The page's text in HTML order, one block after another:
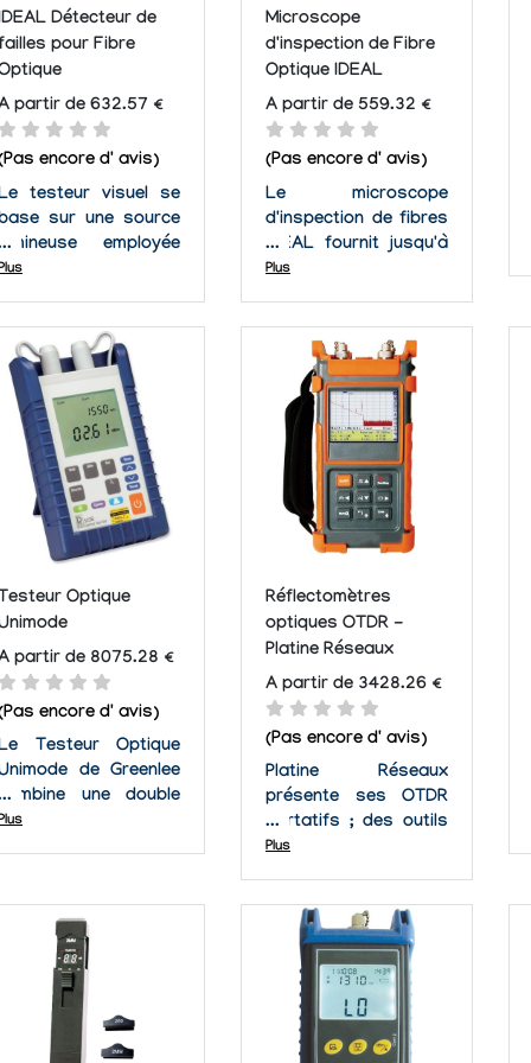
Détecteur de
pour Fibre
partir de 632.57 €
encore d' avis)
testeur visuel se
sur une source
employée
localiser des
des
de
de fibre
Il est parfait
vérifier la
pour
et...
Microscope
d'inspection de Fibre
Optique IDEAL
A partir de 559.32 €
(Pas encore d' avis)
Le microscope
d'inspection de fibres
IDEAL fournit jusqu'à
100.000 heures
magnifie jusqu'à 200X
avec l'ajout de
l'oculaire facultatif de
conversion. Il vous
permet d'obtenir de
bonnes vues des plus
petits...
Plus
Optique
partir de 8075.28 €
encore d' avis)
Testeur Optique
de Greenlee
une double
de laser
test de perte par
et celui de
de lien en un
pratique.
Réflectomètres
optiques OTDR -
Platine Réseaux
A partir de 3428.26 €
(Pas encore d' avis)
Platine Réseaux
présente ses OTDR
portatifs ; des outils
de test
optiques qui offrent
une excellente
stabilité et rentabilité.
Les réflectomètres
optiques temporels
(OTDR) sont des
Plus